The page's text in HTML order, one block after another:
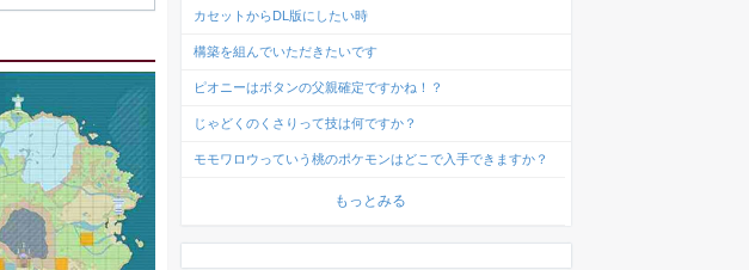
カセットからDL版にしたい時
構築を組んでいただきたいです
ピオニーはボタンの父親確定ですかね！？
じゃどくのくさりって技は何ですか？
モモワロウっていう桃のポケモンはどこで入手できますか？
もっとみる